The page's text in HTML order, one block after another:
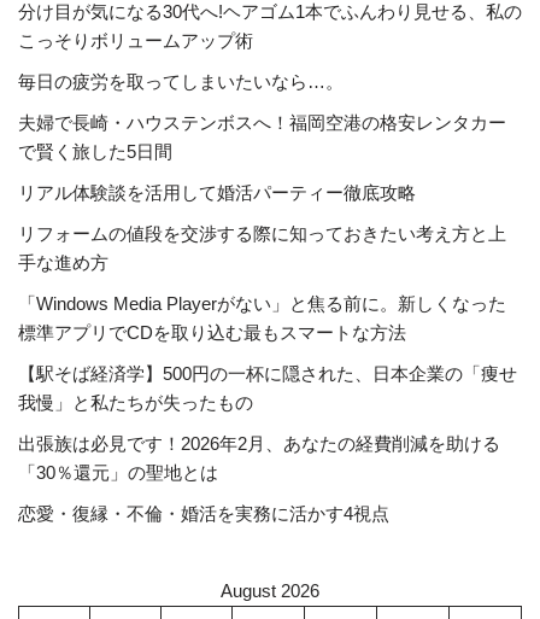
分け目が気になる30代へ!ヘアゴム1本でふんわり見せる、私の
こっそりボリュームアップ術
毎日の疲労を取ってしまいたいなら…。
夫婦で長崎・ハウステンボスへ！福岡空港の格安レンタカー
で賢く旅した5日間
リアル体験談を活用して婚活パーティー徹底攻略
リフォームの値段を交渉する際に知っておきたい考え方と上
手な進め方
「Windows Media Playerがない」と焦る前に。新しくなった
標準アプリでCDを取り込む最もスマートな方法
【駅そば経済学】500円の一杯に隠された、日本企業の「痩せ
我慢」と私たちが失ったもの
出張族は必見です！2026年2月、あなたの経費削減を助ける
「30％還元」の聖地とは
恋愛・復縁・不倫・婚活を実務に活かす4視点
August 2026